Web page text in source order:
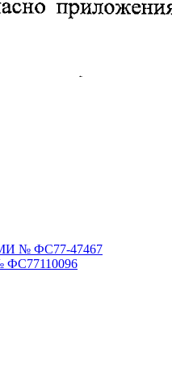
№ ФС77-47467
ФС77110096